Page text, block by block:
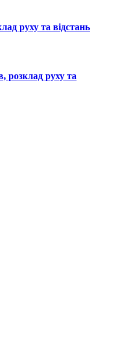
руху та відстань
розклад руху та